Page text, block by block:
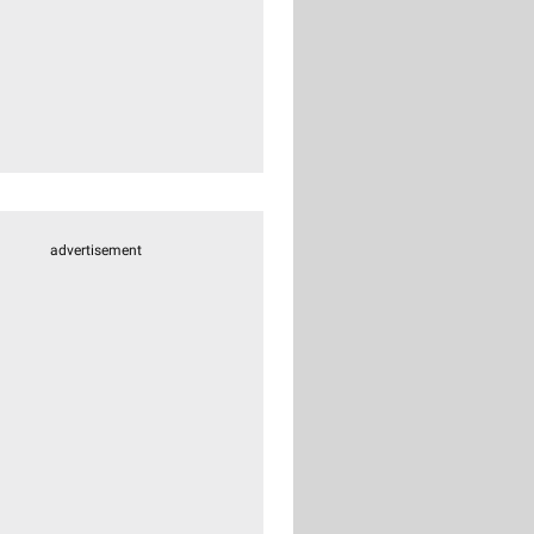
advertisement